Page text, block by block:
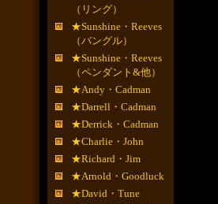
（リング）
★Sunshine・Reeves
（バングル）
★Sunshine・Reeves
（ペンダント&他）
★Andy・Cadman
★Darrell・Cadman
★Derrick・Cadman
★Charlie・John
★Richard・Jim
★Arnold・Goodluck
★David・Tune